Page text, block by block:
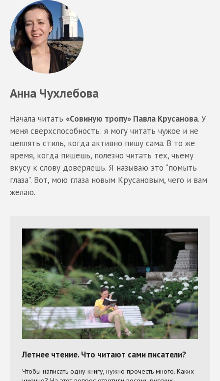
Анна Чухлебова
Начала читать «Совиную тропу» Павла Крусанова. У
меня сверхспособность: я могу читать чужое и не
цеплять стиль, когда активно пишу сама. В то же
время, когда пишешь, полезно читать тех, чьему
вкусу к слову доверяешь. Я называю это “помыть
глаза”. Вот, мою глаза новым Крусановым, чего и вам
желаю.